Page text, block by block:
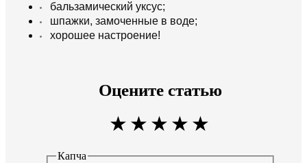
бальзамический уксус;
шпажки, замоченные в воде;
хорошее настроение!
Оцените статью
Капча